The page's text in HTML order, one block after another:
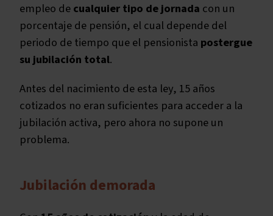
empleo decualquier tipo de jornada con un
porcentaje de pensión, el cual depende del
periodo de tiempo que el pensionista postergue
su jubilación total.
Antes del nacimiento de esta ley, 15 años
cotizados no eran suficientes para acceder a la
jubilación activa, pero ahora no supone un
problema.
Jubilación demorada